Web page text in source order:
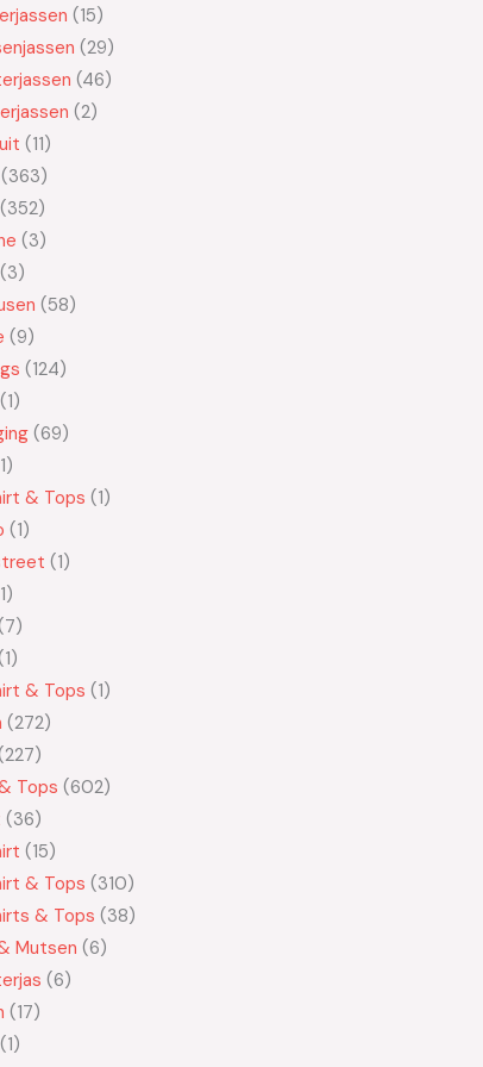
15
29
46
2
11
363
352
3
3
58
9
124
1
69
1
& Tops 1
1
1
1
7
1
& Tops 1
272
227
Tops 602
36
15
& Tops 310
& Tops 38
Mutsen 6
6
17
1